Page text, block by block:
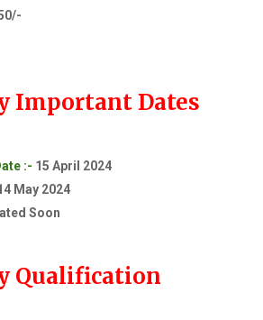
Important Dates
:- 15 April 2024
May 2024
Soon
Qualification